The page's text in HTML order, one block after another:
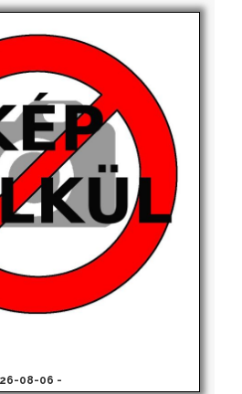
08-06 -